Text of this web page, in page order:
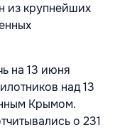
из крупнейших
на 13 июня
над 13
Крымом.
о 231